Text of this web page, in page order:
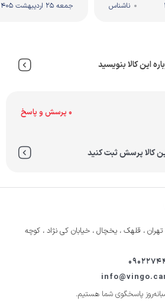
ناشناس جمعه 25 اردیبهشت 1405
این کالا بنویسید
0 پرسش و پاسخ
کالا پرسش ثبت کنید
، قلهک ، یخچال ، خیابان کی نژاد ، کوچه